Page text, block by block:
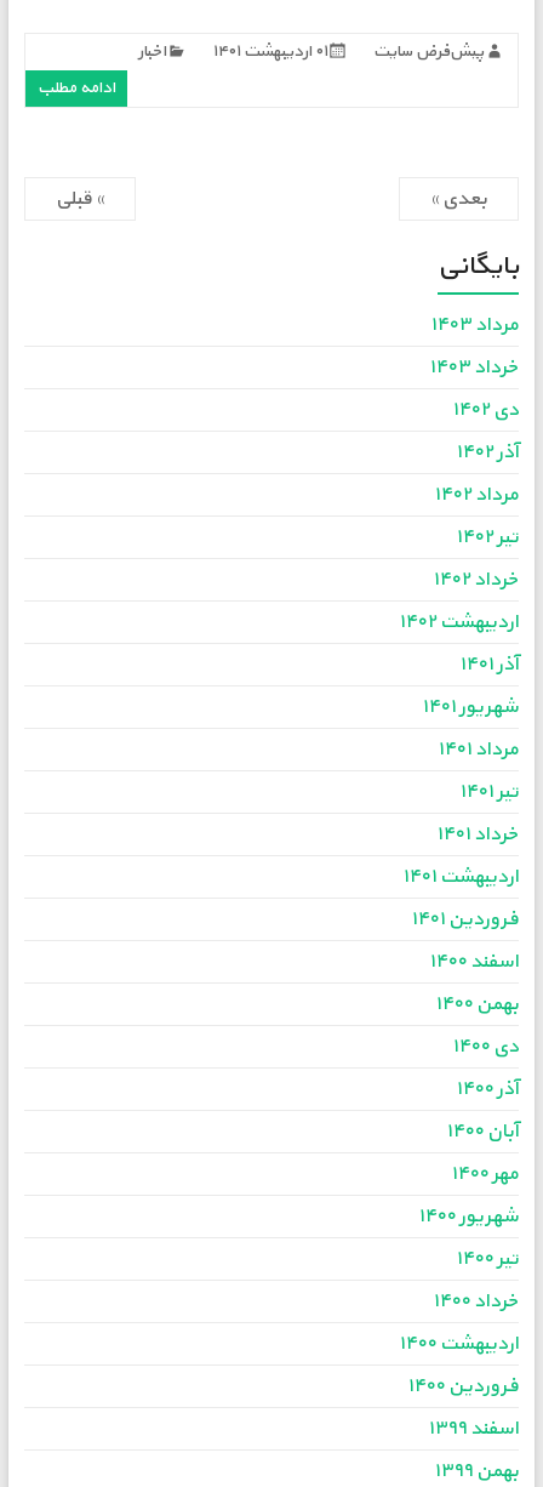
پیش‌فرض سایت ۰۱ اردیبهشت ۱۴۰۱
اخبار
ادامه مطلب
» قبلی بعدی »
بایگانی
مرداد ۱۴۰۳
خرداد ۱۴۰۳
دی ۱۴۰۲
آذر ۱۴۰۲
مرداد ۱۴۰۲
تیر ۱۴۰۲
خرداد ۱۴۰۲
اردیبهشت ۱۴۰۲
آذر ۱۴۰۱
شهریور ۱۴۰۱
مرداد ۱۴۰۱
تیر ۱۴۰۱
خرداد ۱۴۰۱
اردیبهشت ۱۴۰۱
فروردین ۱۴۰۱
اسفند ۱۴۰۰
بهمن ۱۴۰۰
دی ۱۴۰۰
آذر ۱۴۰۰
آبان ۱۴۰۰
مهر ۱۴۰۰
شهریور ۱۴۰۰
تیر ۱۴۰۰
خرداد ۱۴۰۰
اردیبهشت ۱۴۰۰
فروردین ۱۴۰۰
اسفند ۱۳۹۹
بهمن ۱۳۹۹